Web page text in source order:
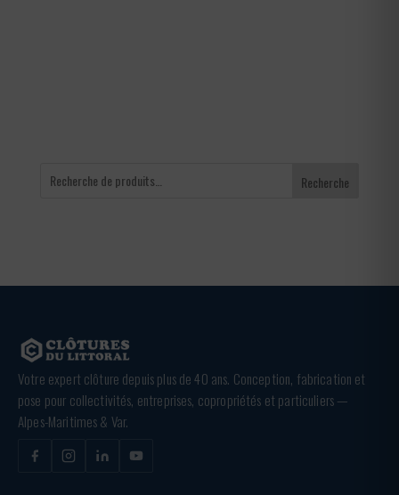
Recherche
Votre expert clôture depuis plus de 40 ans. Conception, fabrication et
pose pour collectivités, entreprises, copropriétés et particuliers —
Alpes-Maritimes & Var.